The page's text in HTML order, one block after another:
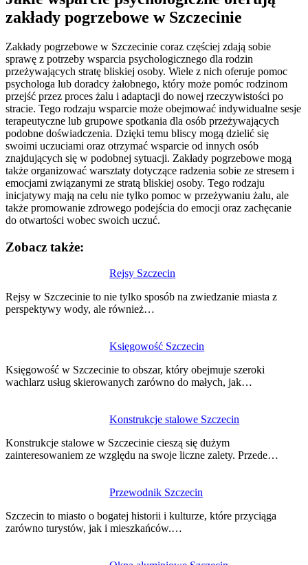
zakłady pogrzebowe w Szczecinie
Zakłady pogrzebowe w Szczecinie coraz częściej zdają sobie
sprawę z potrzeby wsparcia psychologicznego dla rodzin
przeżywających stratę bliskiej osoby. Wiele z nich oferuje pomoc
psychologa lub doradcy żałobnego, który może pomóc rodzinom
przejść przez proces żalu i adaptacji do nowej rzeczywistości po
stracie. Tego rodzaju wsparcie może obejmować indywidualne sesje
terapeutyczne lub grupowe spotkania dla osób przeżywających
podobne doświadczenia. Dzięki temu bliscy mogą dzielić się
swoimi uczuciami oraz otrzymać wsparcie od innych osób
znajdujących się w podobnej sytuacji. Zakłady pogrzebowe mogą
także organizować warsztaty dotyczące radzenia sobie ze stresem i
emocjami związanymi ze stratą bliskiej osoby. Tego rodzaju
inicjatywy mają na celu nie tylko pomoc w przeżywaniu żalu, ale
także promowanie zdrowego podejścia do emocji oraz zachęcanie
do otwartości wobec swoich uczuć.
Zobacz także:
Rejsy Szczecin
Rejsy w Szczecinie to nie tylko sposób na zwiedzanie miasta z
perspektywy wody, ale również…
Księgowość Szczecin
Księgowość w Szczecinie to obszar, który obejmuje szeroki
wachlarz usług skierowanych zarówno do małych, jak…
Konstrukcje stalowe Szczecin
Konstrukcje stalowe w Szczecinie cieszą się dużym
zainteresowaniem ze względu na swoje liczne zalety. Przede…
Przewodnik Szczecin
Szczecin to miasto o bogatej historii i kulturze, które przyciąga
zarówno turystów, jak i mieszkańców.…
wpisu